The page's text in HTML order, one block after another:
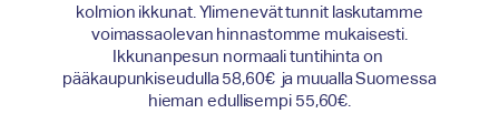
kolmion ikkunat. Ylimenevät tunnit laskutamme
voimassaolevan hinnastomme mukaisesti.
Ikkunanpesun normaali tuntihinta on
pääkaupunkiseudulla 58,60€ ja muualla Suomessa
hieman edullisempi 55,60€.